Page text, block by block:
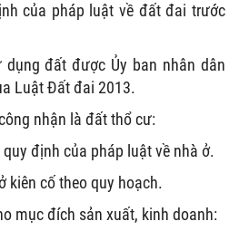
của pháp luật về đất đai trước
dụng đất được Ủy ban nhân dân
Luật Đất đai 2013.
nhận là đất thổ cư:
định của pháp luật về nhà ở.
kiên cố theo quy hoạch.
mục đích sản xuất, kinh doanh: